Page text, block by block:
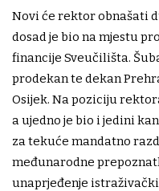
Novi će rektor obnašati
dosad je bio na mjestu
financije Sveučilišta.
prodekan te dekan
Osijek. Na poziciju
a ujedno je bio i jedini
za tekuće mandatno
međunarodne
unaprjeđenje